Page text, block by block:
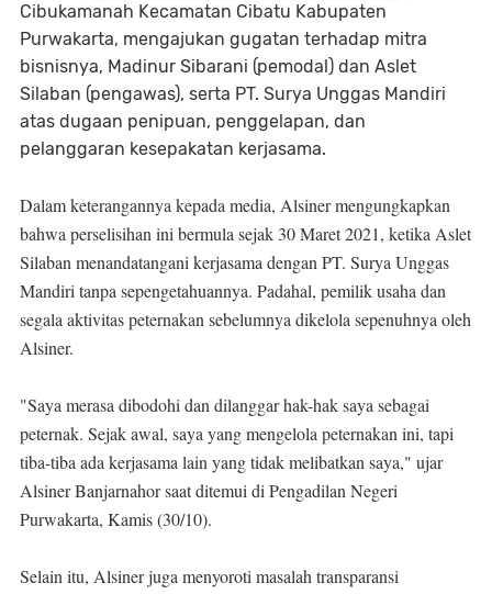
Cibukamanah Kecamatan Cibatu Kabupaten
Purwakarta, mengajukan gugatan terhadap mitra
bisnisnya, Madinur Sibarani (pemodal) dan Aslet
Silaban (pengawas), serta PT. Surya Unggas Mandiri
atas dugaan penipuan, penggelapan, dan
pelanggaran kesepakatan kerjasama.
Dalam keterangannya kepada media, Alsiner mengungkapkan
bahwa perselisihan ini bermula sejak 30 Maret 2021, ketika Aslet
Silaban menandatangani kerjasama dengan PT. Surya Unggas
Mandiri tanpa sepengetahuannya. Padahal, pemilik usaha dan
segala aktivitas peternakan sebelumnya dikelola sepenuhnya oleh
Alsiner.
"Saya merasa dibodohi dan dilanggar hak-hak saya sebagai
peternak. Sejak awal, saya yang mengelola peternakan ini, tapi
tiba-tiba ada kerjasama lain yang tidak melibatkan saya," ujar
Alsiner Banjarnahor saat ditemui di Pengadilan Negeri
Purwakarta, Kamis (30/10).
Selain itu, Alsiner juga menyoroti masalah transparansi